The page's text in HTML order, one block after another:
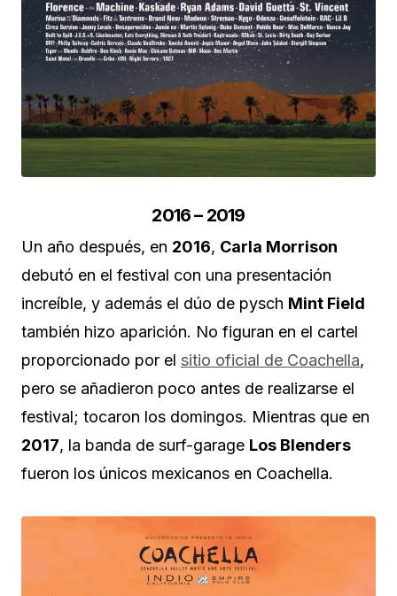
2016 – 2019
Un año después, en 2016, Carla Morrison
debutó en el festival con una presentación
increíble, y además el dúo de pysch Mint Field
también hizo aparición. No figuran en el cartel
proporcionado por el sitio oficial de Coachella,
pero se añadieron poco antes de realizarse el
festival; tocaron los domingos. Mientras que en
2017, la banda de surf-garage Los Blenders
fueron los únicos mexicanos en Coachella.